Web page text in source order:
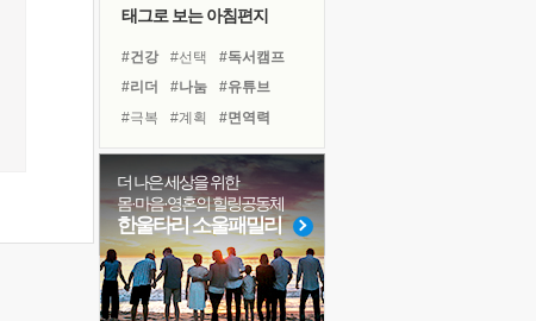
흙이 된 몸으로 출근하는 여자
꿈이 실제가 되는 것
'말 타는 법'을 먼저
졸업식 사진을 보며
아픈 아버지를 위한 공간 설계
극심한 변비, 어깨결림, 수면 장애
보고 싶은 어머니
태그로 보는 아침편지
#건강 #선택
#독서캠프
#리더
#나눔
#유튜브
#극복
#계획
#면역력
#힐링
#사람
#도움
#독서
#친구
#위기
#비전캠프
#아이들
#링컨학교
#경험
#삶
#명상
더 나은 세상을 위한
몸·마음·영혼의 힐링공동체
한울타리 소울패밀리